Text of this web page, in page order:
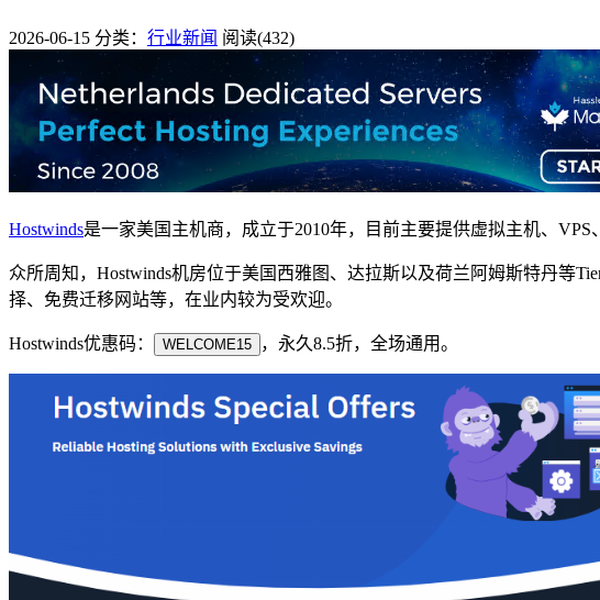
2026-06-15 分类： 行业新闻 阅读(432)
Hostwinds是一家美国主机商，成立于2010年，目前主要提供虚拟主机、VPS
众所周知，Hostwinds机房位于美国西雅图、达拉斯以及荷兰阿姆斯特丹等
择、免费迁移网站等，在业内较为受欢迎。
Hostwinds优惠码： WELCOME15 ，永久8.5折，全场通用。